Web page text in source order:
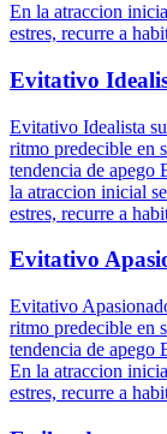
En la atraccion
estres, recurre a
Evitativo
Evitativo Idealista
ritmo predecible en
tendencia de apego
la atraccion inicial
estres, recurre a
Evitativo
Evitativo
ritmo predecible en
tendencia de apego
En la atraccion
estres, recurre a